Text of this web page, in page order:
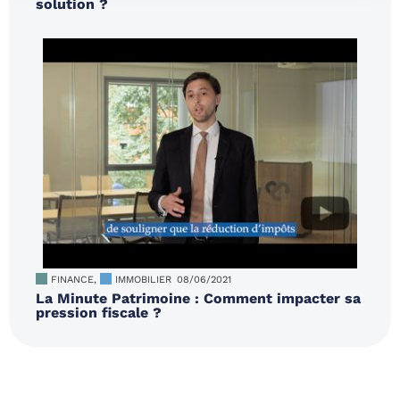
solution ?
FINANCE, IMMOBILIER 08/06/2021
La Minute Patrimoine : Comment impacter sa
pression fiscale ?